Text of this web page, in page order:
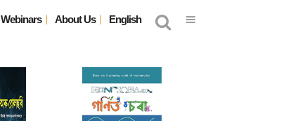
Webinars About Us English